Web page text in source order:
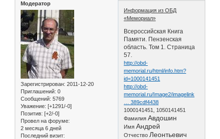
Модератор
Зарегистрирован: 2011-12-20
Приглашений: 0
Сообщений: 5769
Уважение: [+1291/-0]
Позитив: [+2/-0]
Провел на форуме:
2 месяца 6 дней
Последний визит:
Информация из ОБД
«Мемориал»
Всероссийская Книга
Памяти. Пензенская
область. Том 1. Страница
57.
http://obd-
memorial.ru/html/info.htm?
id=1000141451
http://obd-
memorial.ru/Image2/imagelink
… 389cdf4438
1000141451, 1050141451
ФамилияАвдошин
ИмяАндрей
Отчество Леонтьевич